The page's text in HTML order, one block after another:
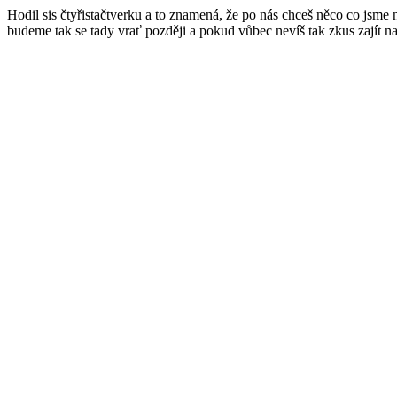
Hodil sis čtyřistačtverku a to znamená, že po nás chceš něco co
budeme tak se tady vrať později a pokud vůbec nevíš tak zkus zajít